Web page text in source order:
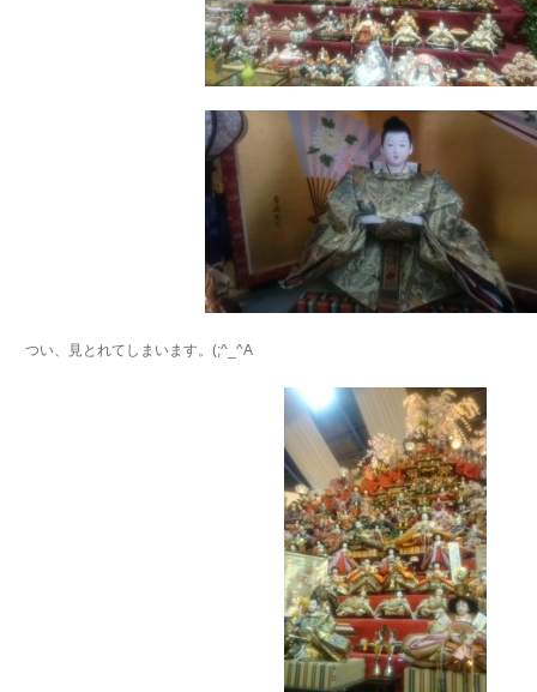
つい、見とれてしまいます。(;^_^A